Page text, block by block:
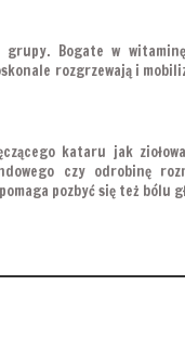
Bogate w
rozgrzewają i
kataru jak
czy odrobinę
pozbyć się też bólu